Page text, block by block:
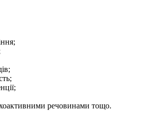
речовинами тощо.